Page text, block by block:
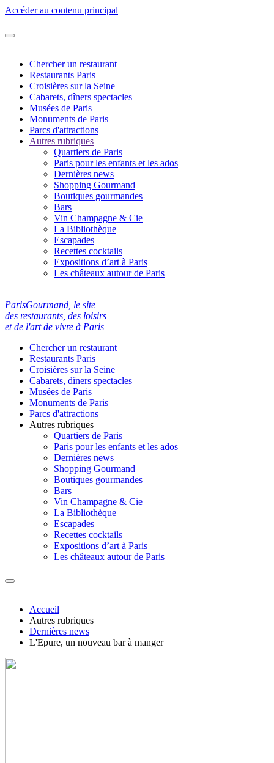
Accéder au contenu principal
Chercher un restaurant
Restaurants Paris
Croisières sur la Seine
Cabarets, dîners spectacles
Musées de Paris
Monuments de Paris
Parcs d'attractions
Autres rubriques
Quartiers de Paris
Paris pour les enfants et les ados
Dernières news
Shopping Gourmand
Boutiques gourmandes
Bars
Vin Champagne & Cie
La Bibliothèque
Escapades
Recettes cocktails
Expositions d’art à Paris
Les châteaux autour de Paris
ParisGourmand, le site
des restaurants, des loisirs
et de l'art de vivre à Paris
Chercher un restaurant
Restaurants Paris
Croisières sur la Seine
Cabarets, dîners spectacles
Musées de Paris
Monuments de Paris
Parcs d'attractions
Autres rubriques
Quartiers de Paris
Paris pour les enfants et les ados
Dernières news
Shopping Gourmand
Boutiques gourmandes
Bars
Vin Champagne & Cie
La Bibliothèque
Escapades
Recettes cocktails
Expositions d’art à Paris
Les châteaux autour de Paris
Accueil
Autres rubriques
Dernières news
L'Epure, un nouveau bar à manger